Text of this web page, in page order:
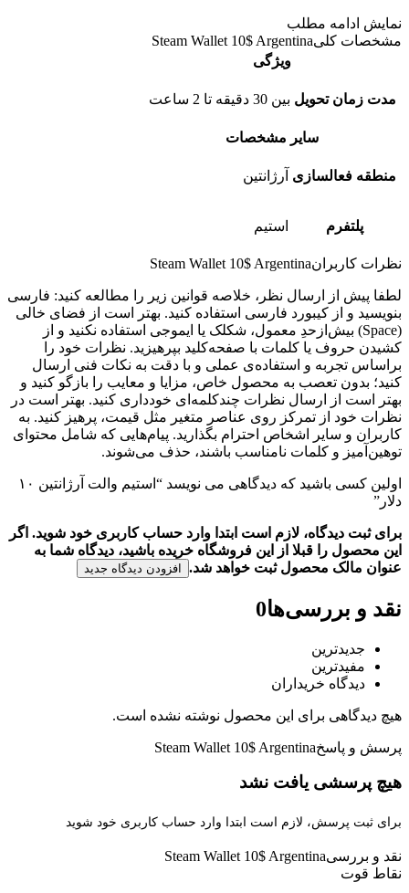
نمایش ادامه مطلب
مشخصات کلیSteam Wallet 10$ Argentina
ویژگی
مدت زمان تحویل بین 30 دقیقه تا 2 ساعت
سایر مشخصات
منطقه فعالسازی آرژانتین
پلتفرم استیم
نظرات کاربرانSteam Wallet 10$ Argentina
لطفا پیش از ارسال نظر، خلاصه قوانین زیر را مطالعه کنید: فارسی
بنویسید و از کیبورد فارسی استفاده کنید. بهتر است از فضای خالی
(Space) بیش‌از‌حدِ معمول، شکلک یا ایموجی استفاده نکنید و از
کشیدن حروف یا کلمات با صفحه‌کلید بپرهیزید. نظرات خود را
براساس تجربه و استفاده‌ی عملی و با دقت به نکات فنی ارسال
کنید؛ بدون تعصب به محصول خاص، مزایا و معایب را بازگو کنید و
بهتر است از ارسال نظرات چندکلمه‌‌ای خودداری کنید. بهتر است در
نظرات خود از تمرکز روی عناصر متغیر مثل قیمت، پرهیز کنید. به
کاربران و سایر اشخاص احترام بگذارید. پیام‌هایی که شامل محتوای
توهین‌آمیز و کلمات نامناسب باشند، حذف می‌شوند.
اولین کسی باشید که دیدگاهی می نویسد “استیم والت آرژانتین ۱۰
دلار”
برای ثبت دیدگاه، لازم است ابتدا وارد حساب کاربری خود شوید. اگر
این محصول را قبلا از این فروشگاه خریده باشید، دیدگاه شما به
عنوان مالک محصول ثبت خواهد شد.
افزودن دیدگاه جدید
نقد و بررسی‌ها0
جدیدترین
مفیدترین
دیدگاه خریداران
هیچ دیدگاهی برای این محصول نوشته نشده است.
پرسش و پاسخSteam Wallet 10$ Argentina
هیچ پرسشی یافت نشد
برای ثبت پرسش، لازم است ابتدا وارد حساب کاربری خود شوید
نقد و بررسیSteam Wallet 10$ Argentina
نقاط قوت